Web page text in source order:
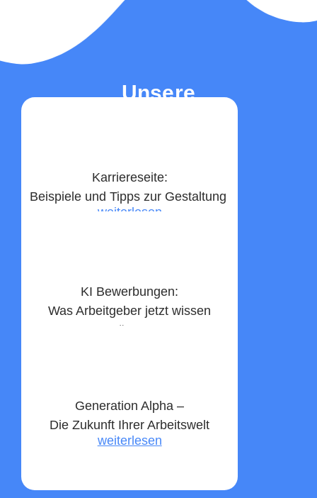
Unsere
Karriereseite:
Beispiele und Tipps zur Gestaltung ​
weiterlesen
KI Bewerbungen:
Was Arbeitgeber jetzt wissen
müssen
Generation Alpha –
Die Zukunft Ihrer Arbeitswelt
weiterlesen